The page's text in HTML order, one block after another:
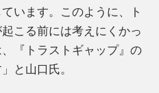
います。このように、ト
こる前には考えにくかっ
『トラストギャップ』の
と山口氏。